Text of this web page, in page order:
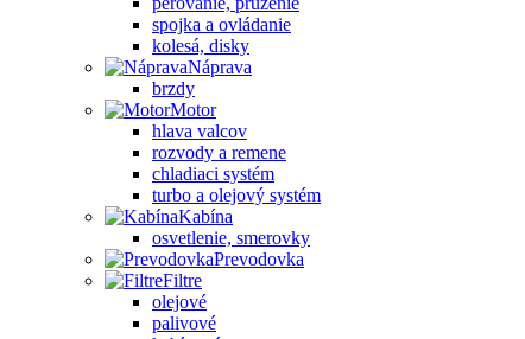
spojka a ovládanie
kolesá, disky
Náprava
brzdy
Motor
hlava valcov
rozvody a remene
chladiaci systém
turbo a olejový systém
Kabína
osvetlenie, smerovky
Prevodovka
Filtre
olejové
palivové